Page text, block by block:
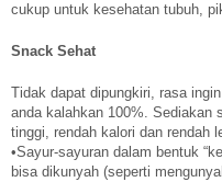
cukup untuk kesehatan tubuh,
Snack Sehat
Tidak dapat dipungkiri, rasa
anda kalahkan 100%. Sediakan
tinggi, rendah kalori dan rendah
•Sayur-sayuran dalam bentuk
bisa dikunyah (seperti